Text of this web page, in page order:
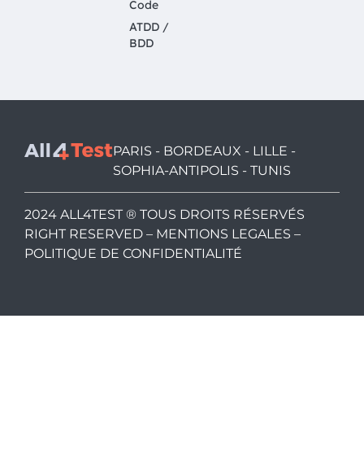
Code
ATDD /
BDD
PARIS - BORDEAUX - LILLE -
SOPHIA-ANTIPOLIS - TUNIS
2024 ALL4TEST ® TOUS DROITS RÉSERVÉS
RIGHT RESERVED – MENTIONS LEGALES –
POLITIQUE DE CONFIDENTIALITÉ